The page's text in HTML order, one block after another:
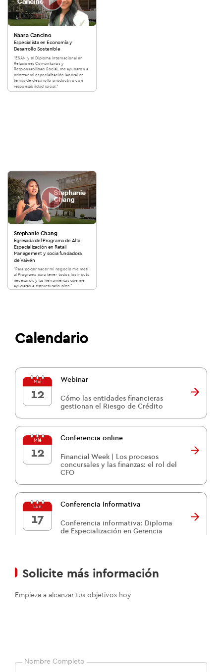
Naara Cancino
Especialista en Economía y
Desarrollo Sostenible
“ESAN y el Diploma Internacional en
Relaciones Comunitarias y
Responsabilidad Social, me ayudaron a
orientar mi especialización laboral en
temas de desarrollo productivo con
responsabilidad social.”
Stephanie Chang
Egresada del Programa de Alta
Especialización en Retail
Management y socia fundadora
de Vaivén
“Para poder hacer mi negocio me metí
al Programa para tener todos los inputs
necesarios y las herramientas que me
ayudaran a estructurarlo bien.”
Calendario
Mié
12
Webinar
Cómo las entidades financieras
gestionan el Riesgo de Crédito
Mié
12
Conferencia online
Financial Week | Los procesos
concursales y las finanzas: el rol del
CFO
Lun
17
Conferencia Informativa
Conferencia informativa: Diploma
de Especialización en Gerencia
Solicite más información
Empieza a alcanzar tus objetivos hoy
Nombre Completo